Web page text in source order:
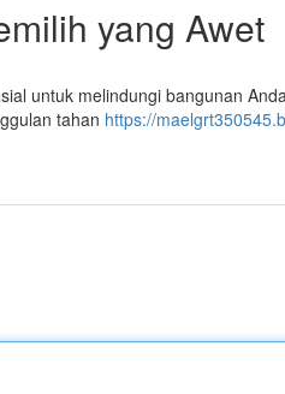
yang Awet
untuk melindungi bangunan
tahan https://